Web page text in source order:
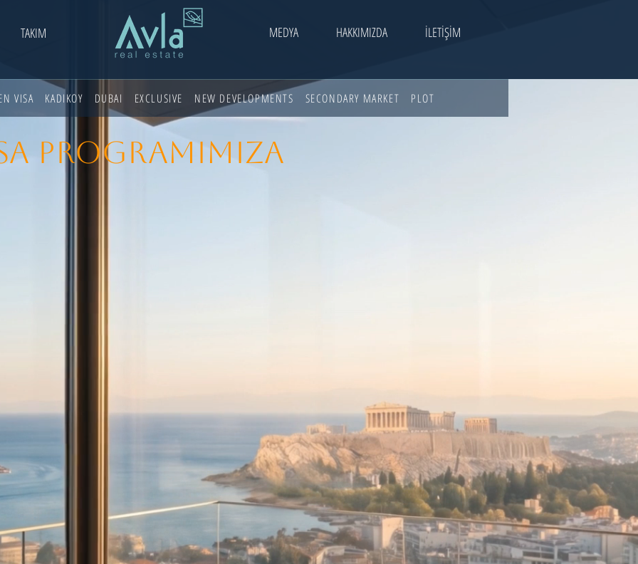
TAKIM MEDYA HAKKIMIZDA İLETİŞİM
VISA KADIKOY DUBAI EXCLUSIVE NEW DEVELOPMENTS SECONDARY MARKET PLOT
PROGRAMIMIZA